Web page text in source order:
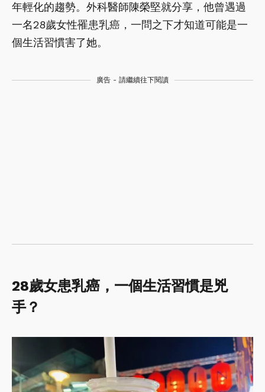
年輕化的趨勢。外科醫師陳榮堅就分享，他曾遇過
一名28歲女性罹患乳癌，一問之下才知道可能是一
個生活習慣害了她。
廣告 - 請繼續往下閱讀
28歲女患乳癌，一個生活習慣是兇
手？